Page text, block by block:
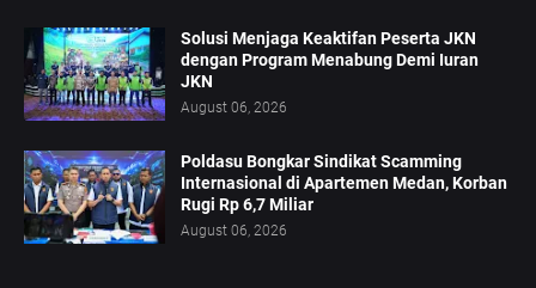
Solusi Menjaga Keaktifan Peserta JKN
dengan Program Menabung Demi Iuran
JKN
August 06, 2026
Poldasu Bongkar Sindikat Scamming
Internasional di Apartemen Medan, Korban
Rugi Rp 6,7 Miliar
August 06, 2026